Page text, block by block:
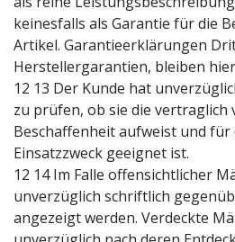
keinesfalls als Garantie für die
Artikel. Garantieerklärungen
Herstellergarantien, bleiben
12 13 Der Kunde hat
zu prüfen, ob sie die vertraglich
Beschaffenheit aufweist und
Einsatzzweck geeignet ist.
12 14 Im Falle offensichtlicher
unverzüglich schriftlich
angezeigt werden. Verdeckte